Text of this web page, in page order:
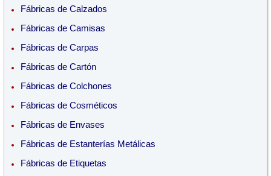
Fábricas de Calzados
Fábricas de Camisas
Fábricas de Carpas
Fábricas de Cartón
Fábricas de Colchones
Fábricas de Cosméticos
Fábricas de Envases
Fábricas de Estanterías Metálicas
Fábricas de Etiquetas